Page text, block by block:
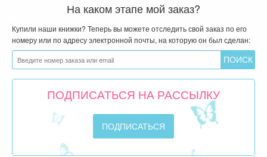
На каком этапе мой заказ?
Купили наши книжки? Теперь вы можете отследить свой заказ по его
номеру или по адресу электронной почты, на которую он был сделан:
ПОДПИСАТЬСЯ НА РАССЫЛКУ